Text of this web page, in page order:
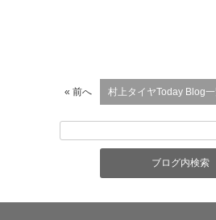
« 前へ 村上タイヤToday Blog